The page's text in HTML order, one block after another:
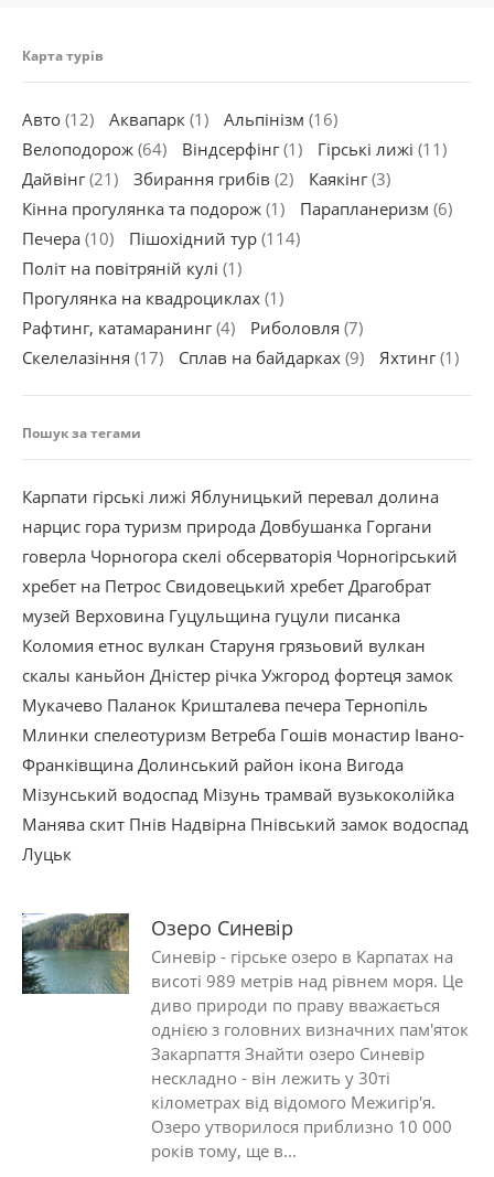
Карта турів
Авто (12) Аквапарк (1) Альпінізм (16)
Велоподорож (64) Віндсерфінг(1) Гірські лижі (11)
Дайвінг(21) Збирання грибів (2) Каякінг(3)
Кінна прогулянка та подорож (1) Парапланеризм (6)
Печера (10) Пішохідний тур (114)
Політ на повітряній кулі (1)
Прогулянка на квадроциклах (1)
Рафтинг, катамаранинг(4) Риболовля (7)
Скелелазіння (17) Сплав на байдарках (9) Яхтинг(1)
Пошук за тегами
Карпати гірські лижі Яблуницький перевал долина
нарцис гора туризм природа Довбушанка Горгани
говерла Чорногора скелі обсерваторія Чорногірський
хребет на Петрос Свидовецький хребет Драгобрат
музей Верховина Гуцульщина гуцули писанка
Коломия етнос вулкан Старуня грязьовий вулкан
скалы каньйон Дністер річка Ужгород фортеця замок
Мукачево Паланок Кришталева печера Тернопіль
Млинки спелеотуризм Ветреба Гошів монастир Івано-
Франківщина Долинський район ікона Вигода
Мізунський водоспад Мізунь трамвай вузькоколійка
Манява скит Пнів Надвірна Пнівський замок водоспад
Луцьк
Озеро Синевір
Синевір - гірське озеро в Карпатах на
висоті 989 метрів над рівнем моря. Це
диво природи по праву вважається
однією з головних визначних пам'яток
Закарпаття Знайти озеро Синевір
нескладно - він лежить у 30ті
кілометрах від відомого Межигір'я.
Озеро утворилося приблизно 10 000
років тому, ще в...